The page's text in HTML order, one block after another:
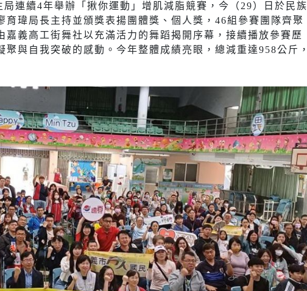
連續4年舉辦「揪你運動」增肌減脂競賽，今（29）日於民族
育瑋局長主持並頒獎表揚團體獎、個人獎，46組參賽團隊齊聚
義高工街舞社以充滿活力的舞蹈揭開序幕，接續播放參賽歷
與自我突破的感動。今年整體成績亮眼，總減重達958公斤，